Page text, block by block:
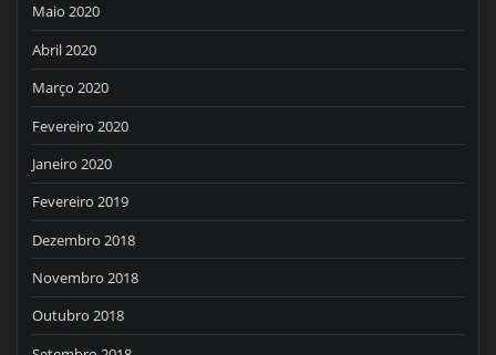
Maio 2020
Abril 2020
Março 2020
Fevereiro 2020
Janeiro 2020
Fevereiro 2019
Dezembro 2018
Novembro 2018
Outubro 2018